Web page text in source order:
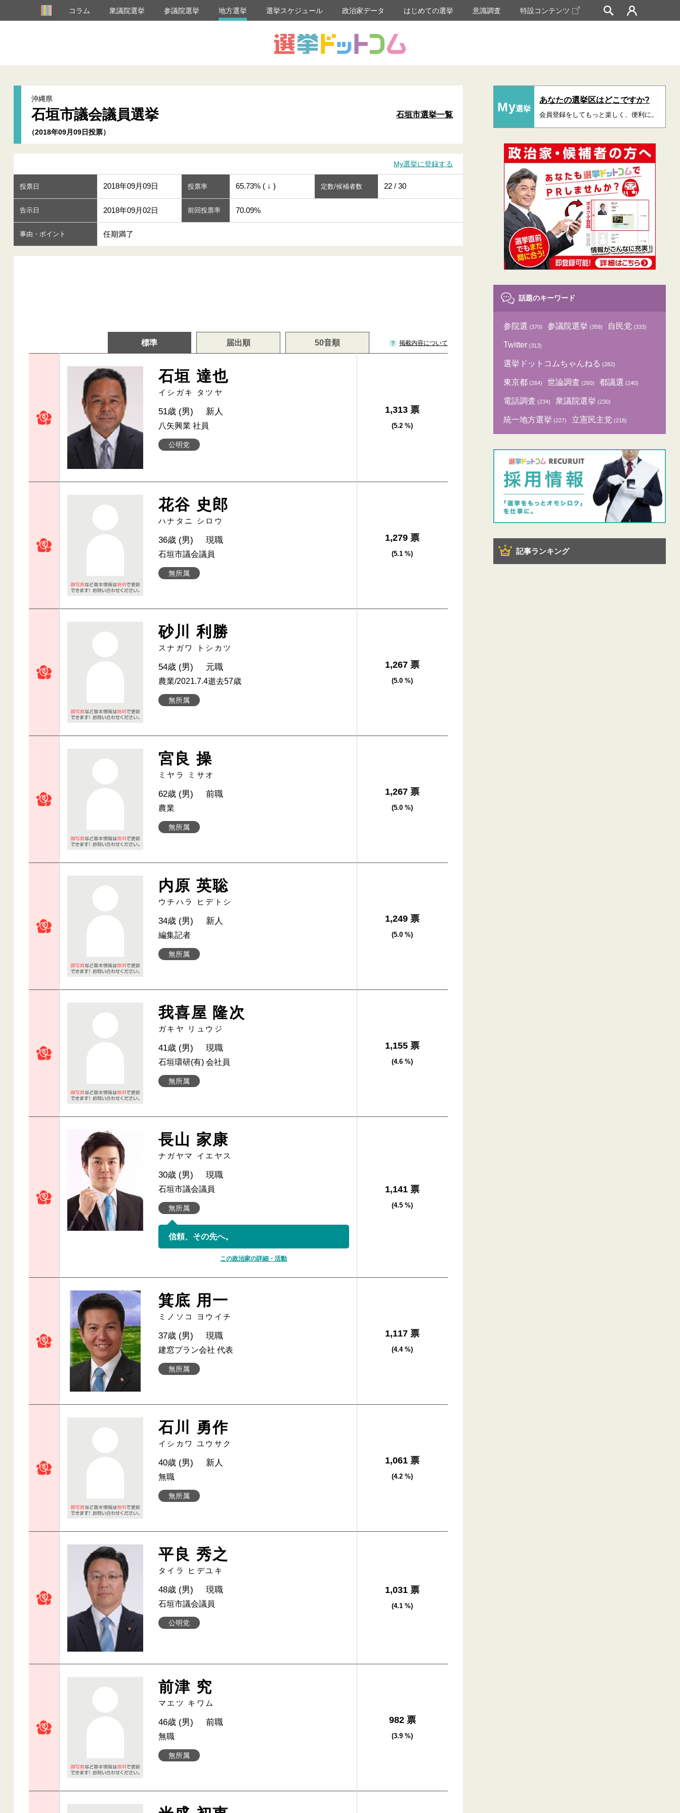
コラム 衆議院選挙 参議院選挙 地方選挙 選挙スケジュール 政治家データ はじめての選挙 意識調査 特設コンテンツ
沖縄県
石垣市議会議員選挙
（2018年09月09日投票）
石垣市選挙一覧
My選挙に登録する
投票日 2018年09月09日 投票率 65.73% ( ↓ ) 定数/候補者数 22 / 30
告示日 2018年09月02日 前回投票率 70.09%
事由・ポイント 任期満了
標準 届出順 50音順 掲載内容について
石垣 達也
イシガキ タツヤ
公明党
51歳 (男) 新人
八矢興業 社員
1,313 票
(5.2 %)
花谷 史郎
ハナタニ シロウ
無所属
36歳 (男) 現職
石垣市議会議員
1,279 票
(5.1 %)
砂川 利勝
スナガワ トシカツ
無所属
54歳 (男) 元職
農業/2021.7.4逝去57歳
1,267 票
(5.0 %)
宮良 操
ミヤラ ミサオ
無所属
62歳 (男) 前職
農業
1,267 票
(5.0 %)
内原 英聡
ウチハラ ヒデトシ
無所属
34歳 (男) 新人
編集記者
1,249 票
(5.0 %)
我喜屋 隆次
ガキヤ リュウジ
無所属
41歳 (男) 現職
石垣環研(有) 会社員
1,155 票
(4.6 %)
長山 家康
ナガヤマ イエヤス
無所属
30歳 (男) 現職
石垣市議会議員
信頼、その先へ。
この政治家の詳細・活動
1,141 票
(4.5 %)
箕底 用一
ミノソコ ヨウイチ
無所属
37歳 (男) 現職
建窓プラン会社 代表
1,117 票
(4.4 %)
石川 勇作
イシカワ ユウサク
無所属
40歳 (男) 新人
無職
1,061 票
(4.2 %)
平良 秀之
タイラ ヒデユキ
公明党
48歳 (男) 現職
石垣市議会議員
1,031 票
(4.1 %)
前津 究
マエツ キワム
無所属
46歳 (男) 前職
無職
982 票
(3.9 %)
My選挙
あなたの選挙区はどこですか?
会員登録をしてもっと楽しく、便利に。
話題のキーワード
参院選 (370) 参議院選挙 (359) 自民党 (333)
Twitter (313)
選挙ドットコムちゃんねる (282)
東京都 (264) 世論調査 (260) 都議選 (240)
電話調査 (234) 衆議院選挙 (230)
統一地方選挙 (227) 立憲民主党 (218)
記事ランキング